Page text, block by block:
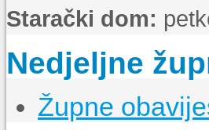
Starački dom:
Nedjeljne
Župne